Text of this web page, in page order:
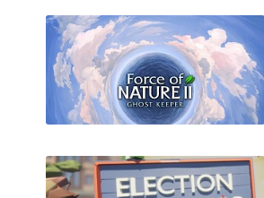
BLUE REFLECTION: